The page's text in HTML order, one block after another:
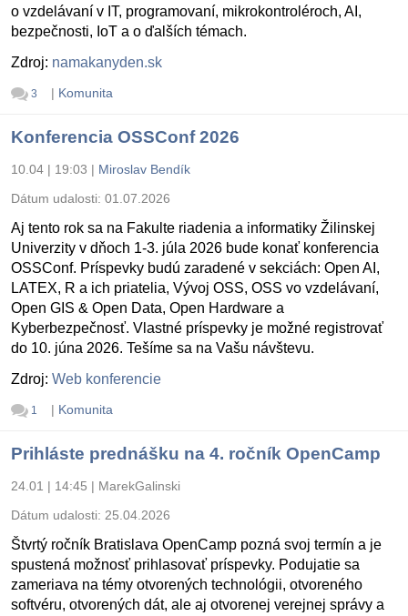
o vzdelávaní v IT, programovaní, mikrokontroléroch, AI,
bezpečnosti, IoT a o ďalších témach.
Zdroj: namakanyden.sk
3 | Komunita
Konferencia OSSConf 2026
10.04 | 19:03 | Miroslav Bendík
Dátum udalosti: 01.07.2026
Aj tento rok sa na Fakulte riadenia a informatiky Žilinskej
Univerzity v dňoch 1-3. júla 2026 bude konať konferencia
OSSConf. Príspevky budú zaradené v sekciách: Open AI,
LATEX, R a ich priatelia, Vývoj OSS, OSS vo vzdelávaní,
Open GIS & Open Data, Open Hardware a
Kyberbezpečnosť. Vlastné príspevky je možné registrovať
do 10. júna 2026. Tešíme sa na Vašu návštevu.
Zdroj: Web konferencie
1 | Komunita
Prihláste prednášku na 4. ročník OpenCamp
24.01 | 14:45 | MarekGalinski
Dátum udalosti: 25.04.2026
Štvrtý ročník Bratislava OpenCamp pozná svoj termín a je
spustená možnosť prihlasovať príspevky. Podujatie sa
zameriava na témy otvorených technológii, otvoreného
softvéru, otvorených dát, ale aj otvorenej verejnej správy a